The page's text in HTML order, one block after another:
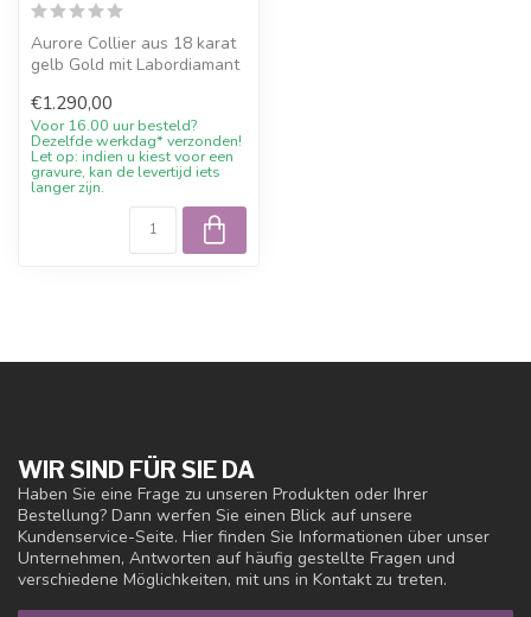
Aurore Collier aus 18 karat
gelb Gold mit Labordiamant
€1.290,00
Voor 16.00 uur besteld?
Dezelfde werkdag* verzonden!
Let op: indien u kiest voor een
gravure, kan de levertijd iets
langer zijn.
WIR SIND FÜR SIE DA
Haben Sie eine Frage zu unseren Produkten oder Ihrer
Bestellung? Dann werfen Sie einen Blick auf unsere
Kundenservice-Seite. Hier finden Sie Informationen über unser
Unternehmen, Antworten auf häufig gestellte Fragen und
verschiedene Möglichkeiten, mit uns in Kontakt zu treten.